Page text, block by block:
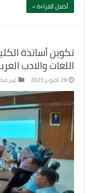
أكمل القراءة »
اللغات والادب
29 أكتوبر 2023 غير